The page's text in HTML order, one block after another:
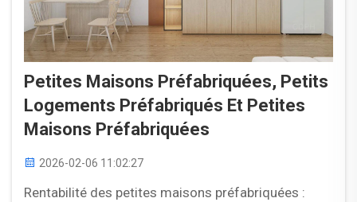
Petites Maisons Préfabriquées, Petits
Logements Préfabriqués Et Petites
Maisons Préfabriquées
2026-02-06 11:02:27
Rentabilité des petites maisons préfabriquées :